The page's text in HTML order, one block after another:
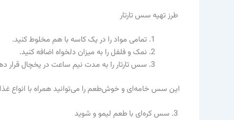
طرز تهیه سس تارتار
تمامی مواد را در یک کاسه با هم مخلوط کنید.
نمک و فلفل را به میزان دلخواه اضافه کنید.
سس تارتار را به مدت نیم ساعت در یخچال قرار
این سس خامه‌ای و خوش‌طعم را می‌توانید همراه با انواع